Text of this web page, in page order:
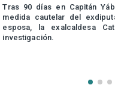
Tras 90 días en Capitán
medida cautelar del
esposa, la exalcaldesa
investigación.